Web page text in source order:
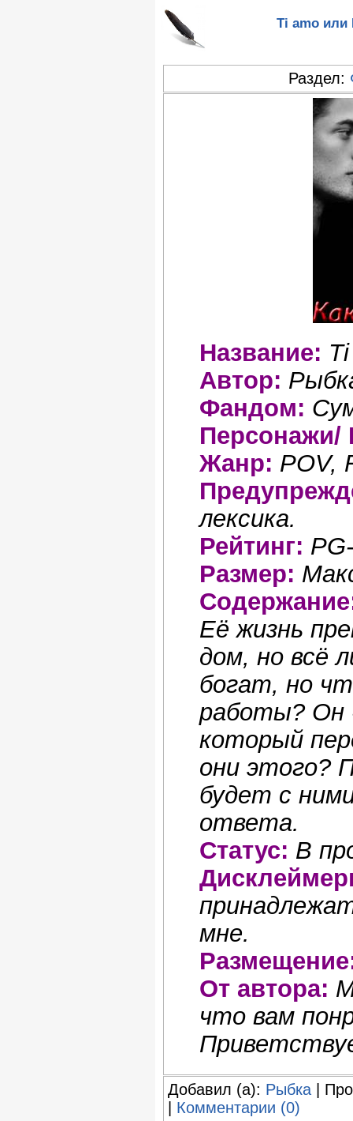
Ti amo или
Раздел:
Название:
Автор:
Фандом:
Персонажи/
Жанр: POV,
лексика.
Рейтинг:
Размер:
Её жизнь
дом, но всё
богат, но
работы? Он
который
они этого?
будет с
ответа.
Статус: В
мне.
От автора:
что вам
Добавил (а): Рыбка |
| Комментарии (0)